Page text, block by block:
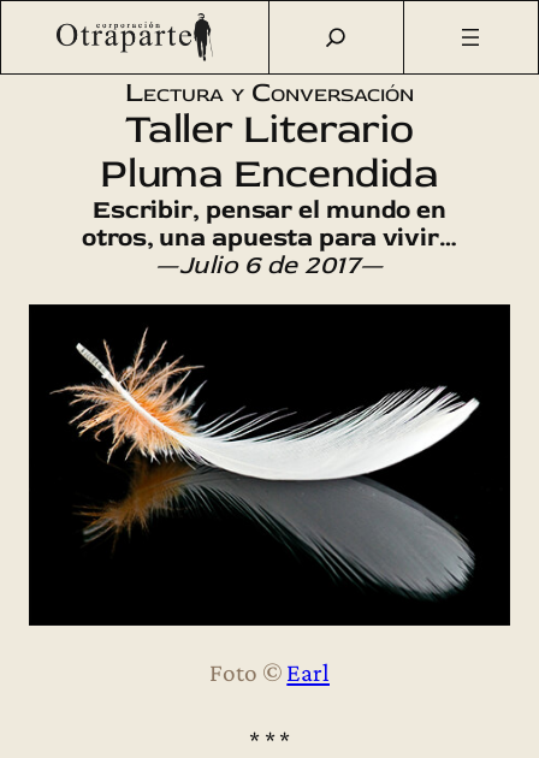
Saltar
Otraparte.org /Agenda Cultural /Literatura
Taller
Literario Pluma Encendida
Lectura y Conversación
Taller Literario
Pluma Encendida
Escribir, pensar el mundo en
otros, una apuesta para vivir…
—Julio 6 de 2017—
Foto © Earl
* * *